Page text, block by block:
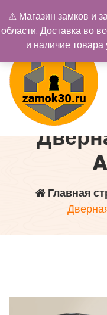
содержимому
Главная
⚠ Магазин замков и
области. Доставка во
и наличие товара